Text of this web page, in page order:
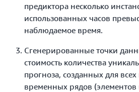
предиктора несколько
использованных часов
наблюдаемое время.
Сгенерированные точки
стоимость количества
прогноза, созданных для
временных рядов